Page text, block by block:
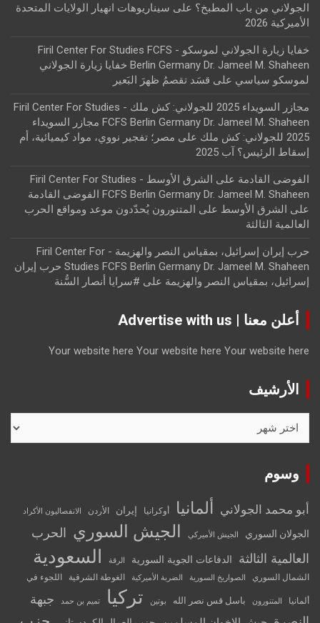
الجولاني من باب المطبخ؟ على سيناريوهات انهيار الولايات المتحدة
الأميركية 2026
خفايا زيارة الجولاني لموسكو - Firil Center For Studies FCFS
Berlin Germany Dr. Jameel M. Shaheen خفايا زيارة الجولاني
لموسكو سياسي على قسَد تقصمُ ظهرَ البَعير
مجازر السويداء 2025 للجولاني: كش ملك - Firil Center For Studies
FCFS Berlin Germany Dr. Jameel M. Shaheen مجازر السويداء
2025 للجولاني: كش ملك
على مصر؛ تفجير نووي، مواد كيميائية، أم
إسقاط الرئيس؟ آب 2025
الفوضى القادمة على الشرق الأوسط - Firil Center For Studies
FCFS Berlin Germany Dr. Jameel M. Shaheen الفوضى القادمة
على الشرق الأوسط على المتنورون يُحدّدون موعد ومواقع الحرب
العالمية الثالثة
حرب إيران إسرائيل، بمقياس النصر والهزيمة - Firil Center For
Studies FCFS Berlin Germany Dr. Jameel M. Shaheen حرب إيران
إسرائيل، بمقياس النصر والهزيمة على #سرايا أنصار السُّنة
أعلن معنا | Advertise with us
Your website here Your website here Your website here
الأرشيف
وسوم
أبو محمد الجولاني ألمانيا أوكرانيا إيران الأردن الانفصاليون الأكراد
الجولان السوري الجيش الأميركي الجيش السوري الحرب
العالمية الثالثة
الدفاعات الجوية السورية الرقة السعودية
الشمال السوري الصواريخ السورية الضربة الأميركية الغوطة الشرقية اللجوء في
ألمانيا المتنورون باسل قس نصر الله بوتين تركيا تميم بن حمد
جبهة